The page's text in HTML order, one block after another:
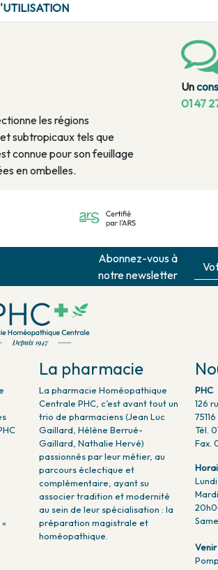
les régions
subtropicaux tels que
connue pour son feuillage
en ombelles.
Un
01 47
Abonnez-vous à
notre newsletter
La pharmacie
La pharmacie Homéopathique
Centrale PHC, c’est avant tout un
trio de pharmaciens (Jean Luc
Gaillard, Hélène Berrué-
Gaillard, Nathalie Hervé)
passionnés par leur métier, au
parcours éclectique et
complémentaire, ayant su
associer tradition et modernité
au sein de leur spécialisation : la
préparation magistrale et
homéopathique.
PHC
126
Tél.
Fax.